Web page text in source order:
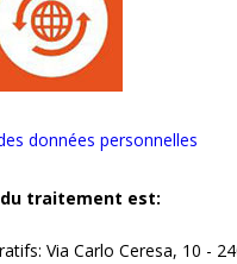
données personnelles
traitement est:
Via Carlo Ceresa, 10 -